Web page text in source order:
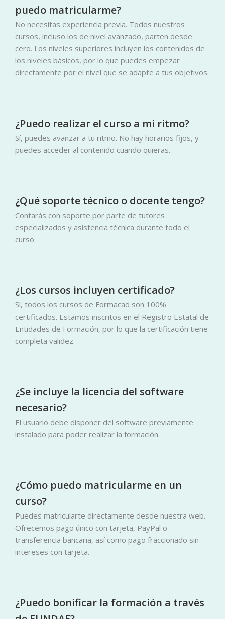
puedo matricularme?
No necesitas experiencia previa. Todos nuestros
cursos, incluso los de nivel avanzado, parten desde
cero. Los niveles superiores incluyen los contenidos de
los niveles básicos, por lo que puedes empezar
directamente por el nivel que se adapte a tus objetivos.
¿Puedo realizar el curso a mi ritmo?
Sí, puedes avanzar a tu ritmo. No hay horarios fijos, y
puedes acceder al contenido cuando quieras.
¿Qué soporte técnico o docente tengo?
Contarás con soporte por parte de tutores
especializados y asistencia técnica durante todo el
curso.
¿Los cursos incluyen certificado?
Sí, todos los cursos de Formacad son 100%
certificados. Estamos inscritos en el Registro Estatal de
Entidades de Formación, por lo que la certificación tiene
completa validez.
¿Se incluye la licencia del software
necesario?
El usuario debe disponer del software previamente
instalado para poder realizar la formación.
¿Cómo puedo matricularme en un
curso?
Puedes matricularte directamente desde nuestra web.
Ofrecemos pago único con tarjeta, PayPal o
transferencia bancaria, así como pago fraccionado sin
intereses con tarjeta.
¿Puedo bonificar la formación a través